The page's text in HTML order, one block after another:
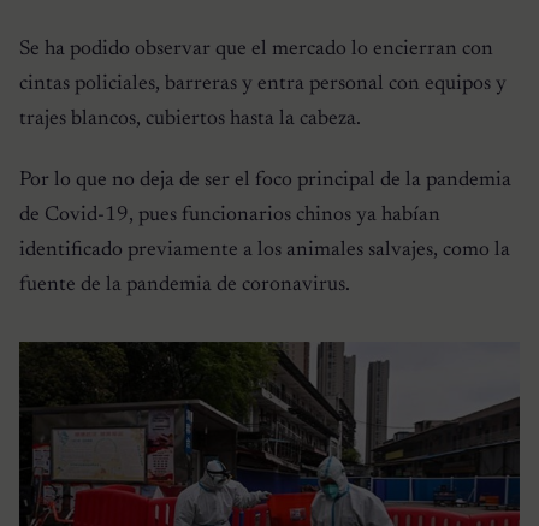
Se ha podido observar que el mercado lo encierran con
cintas policiales, barreras y entra personal con equipos y
trajes blancos, cubiertos hasta la cabeza.
Por lo que no deja de ser el foco principal de la pandemia
de Covid-19, pues funcionarios chinos ya habían
identificado previamente a los animales salvajes, como la
fuente de la pandemia de coronavirus.